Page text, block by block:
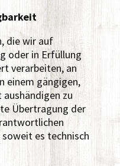
die wir auf
oder in Erfüllung
verarbeiten, an
einem gängigen,
zu
Übertragung der
es technisch